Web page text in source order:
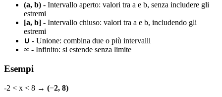
(a, b) - Intervallo aperto: valori tra a e b, senza includere gli
estremi
[a, b] - Intervallo chiuso: valori tra a e b, includendo gli
estremi
∪ - Unione: combina due o più intervalli
∞ - Infinito: si estende senza limite
Esempi
-2 < x < 8 → (−2, 8)